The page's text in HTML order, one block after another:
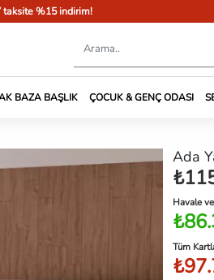
%15 indirim!
BAZA BAŞLIK ÇOCUK & GENÇ ODASI
Ada
Havale
Tüm